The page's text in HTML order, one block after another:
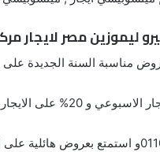
ليموزينمصر لايجار مركبات
مناسبة السنة الجديدة على